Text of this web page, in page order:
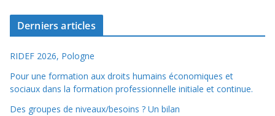
Derniers articles
RIDEF 2026, Pologne
Pour une formation aux droits humains économiques et
sociaux dans la formation professionnelle initiale et continue.
Des groupes de niveaux/besoins ? Un bilan